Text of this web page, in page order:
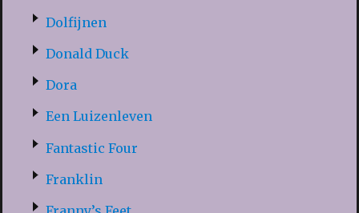
Dolfijnen
Donald Duck
Dora
Een Luizenleven
Fantastic Four
Franklin